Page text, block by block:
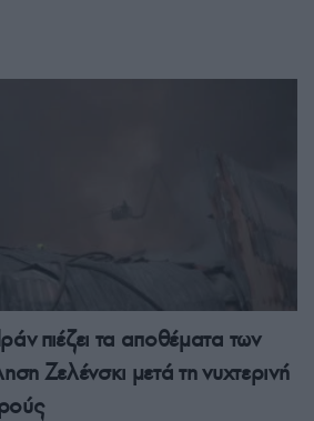
πιέζει τα αποθέματα των
Ζελένσκι μετά τη νυχτερινή